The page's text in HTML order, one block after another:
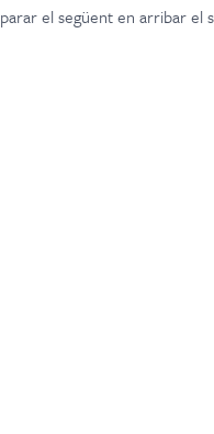
el següent en arribar el